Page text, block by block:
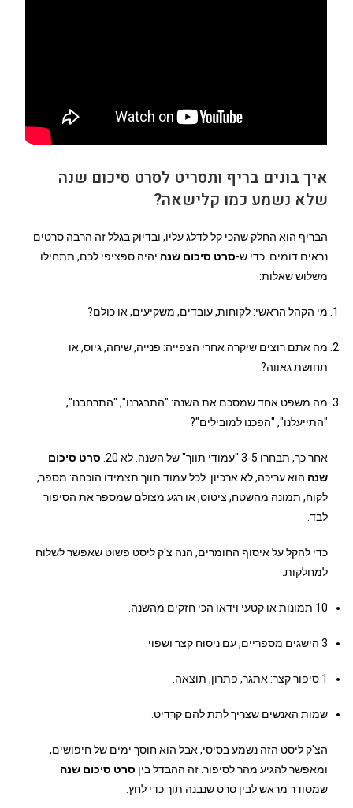
איך בונים בריף ותסריט לסרט סיכום שנה
שלא נשמע כמו קלישאה?
הבריף הוא החלק שהכי קל לדלג עליו, ובדיוק בגלל זה הרבה סרטים
נראים דומים. כדי ש-סרט סיכום שנה יהיה ספציפי לכם, תתחילו
משלוש שאלות:
מי הקהל הראשי: לקוחות, עובדים, משקיעים, או כולם?
מה אתם רוצים שיקרה אחרי הצפייה: פנייה, שיחה, גיוס, או
תחושת גאווה?
מה משפט אחד שמסכם את השנה: "התבגרנו", "התרחבנו",
"התייעלנו", "הפכנו למובילים"?
אחר כך, תבחרו 3-5 "עמודי תווך" של השנה. לא 20.
סרט סיכום
שנה הוא עריכה, לא ארכיון. לכל עמוד תווך תצמידו הוכחה: מספר,
לקוח, תמונה מהשטח, ציטוט, או רגע מצולם שמספר את הסיפור
לבד.
כדי להקל על איסוף החומרים, הנה צ'ק ליסט פשוט שאפשר לשלוח
למחלקות:
10 תמונות או קטעי וידאו הכי חזקים מהשנה.
3 הישגים מספריים, עם ניסוח קצר ושפוי.
1 סיפור קצר: אתגר, פתרון, תוצאה.
שמות האנשים שצריך לתת להם קרדיט.
הצ'ק ליסט הזה נשמע בסיסי, אבל הוא חוסך ימים של חיפושים,
ומאפשר להגיע מהר לסיפור. זה ההבדל בין סרט סיכום שנה
שמסודר מראש לבין סרט שנבנה תוך כדי לחץ.